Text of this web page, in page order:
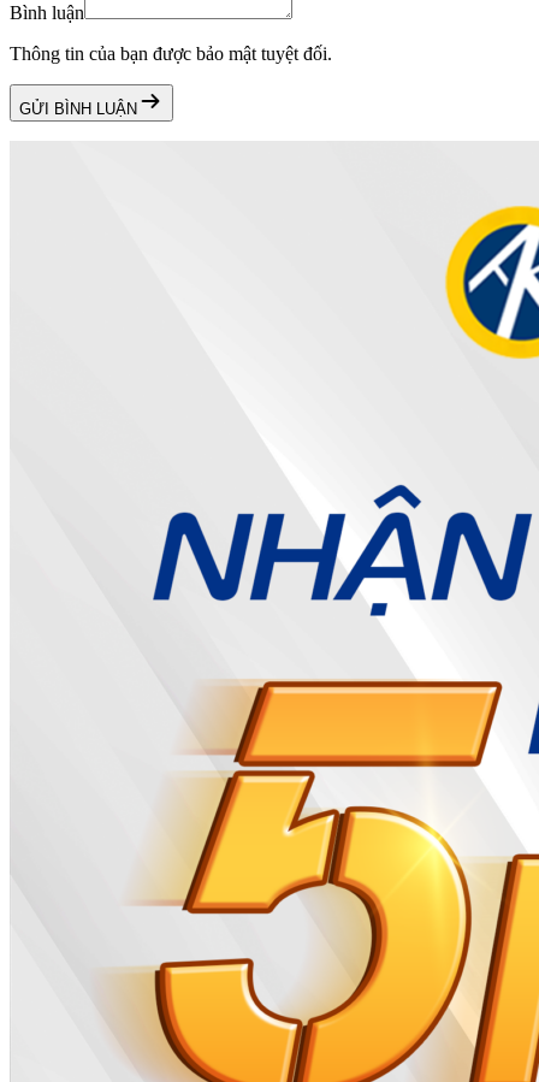
Bình luận
Thông tin của bạn được bảo mật tuyệt đối.
GỬI BÌNH LUẬN